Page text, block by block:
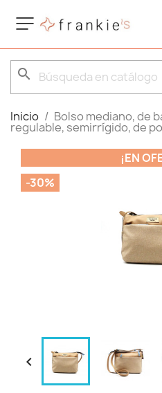
search
Inicio Bolso mediano, de
regulable, semirrígido, de
¡EN
-30%
